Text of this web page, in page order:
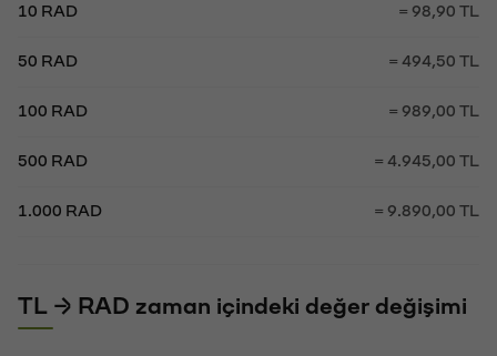
10 RAD = 98,90 TL
50 RAD = 494,50 TL
100 RAD = 989,00 TL
500 RAD = 4.945,00 TL
1.000 RAD = 9.890,00 TL
TL → RAD zaman içindeki değer değişimi